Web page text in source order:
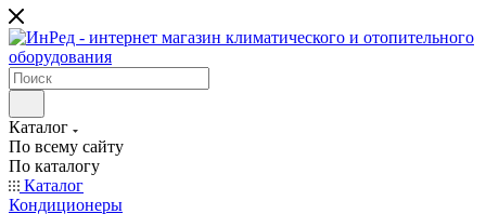
Каталог
По всему сайту
По каталогу
Каталог
Кондиционеры